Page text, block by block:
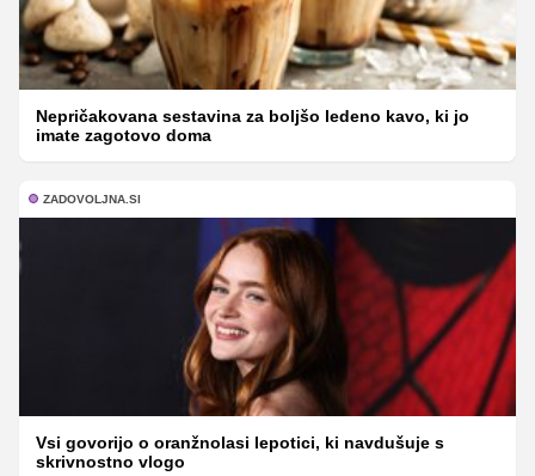
Nepričakovana sestavina za boljšo ledeno kavo, ki jo
imate zagotovo doma
ZADOVOLJNA.SI
Vsi govorijo o oranžnolasi lepotici, ki navdušuje s
skrivnostno vlogo